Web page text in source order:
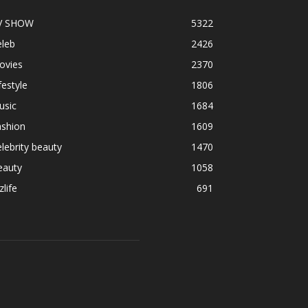
SHOW
5322
2426
2370
1806
1684
1609
beauty
1470
1058
691